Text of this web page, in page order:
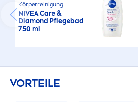
Körperreinigung
NIVEACare&
Diamond Pflegebad
750 ml
VORTEILE